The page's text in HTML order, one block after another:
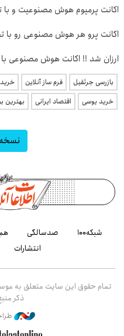
اکانت پرمیوم هوش مصنوعیت و
اکانت پرو هر هوش مصنوعی رو با
ارزان شد !! اکانت هوش مصنوعی
بازرسی جرثقیل فرم ساز آنلاین
خرید یوسی
اقتصاد ایرانی بهترین
شبکه۱۰۰ صدسالگی
انتشارات
تمام حقوق این سایت متعلق به
ذکر